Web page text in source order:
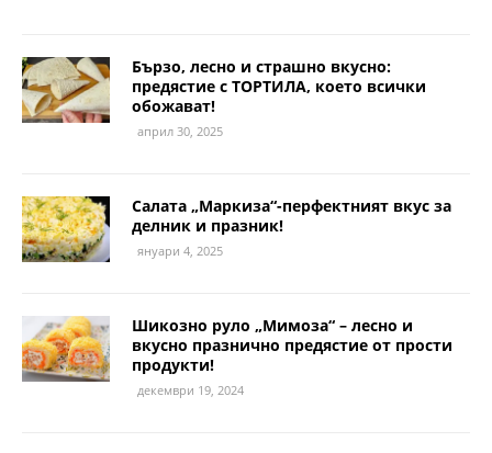
Бързо, лесно и страшно вкусно:
предястие с ТОРТИЛА, което всички
обожават!
април 30, 2025
Салата „Маркиза“-перфектният вкус за
делник и празник!
януари 4, 2025
Шикозно руло „Мимоза“ – лесно и
вкусно празнично предястие от прости
продукти!
декември 19, 2024